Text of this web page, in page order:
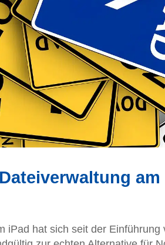
iPad hat sich seit der Einführung